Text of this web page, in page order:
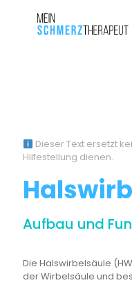
Dieser Text ersetzt
Hilfestellung dienen.
Aufbau und
Die Halswirbelsäule
der Wirbelsäule und